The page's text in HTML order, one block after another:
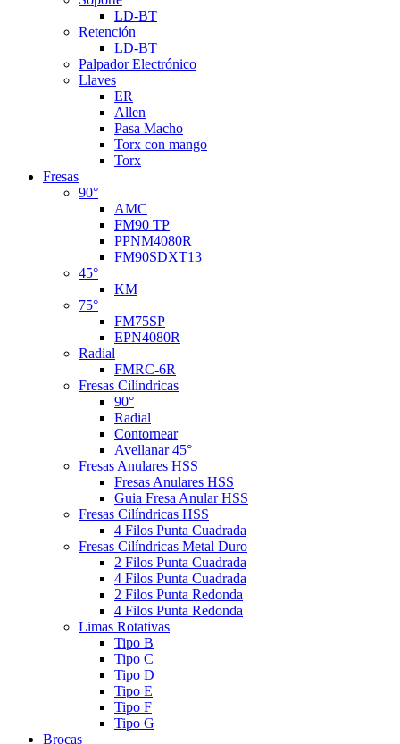
LD-BT
Retención
LD-BT
Palpador Electrónico
Llaves
ER
Allen
Pasa Macho
Torx con mango
Torx
Fresas
90°
AMC
FM90 TP
PPNM4080R
FM90SDXT13
45°
KM
75°
FM75SP
EPN4080R
Radial
FMRC-6R
Fresas Cilíndricas
90°
Radial
Contornear
Avellanar 45°
Fresas Anulares HSS
Fresas Anulares HSS
Guia Fresa Anular HSS
Fresas Cilíndricas HSS
4 Filos Punta Cuadrada
Fresas Cilíndricas Metal Duro
2 Filos Punta Cuadrada
4 Filos Punta Cuadrada
2 Filos Punta Redonda
4 Filos Punta Redonda
Limas Rotativas
Tipo B
Tipo C
Tipo D
Tipo E
Tipo F
Tipo G
Brocas